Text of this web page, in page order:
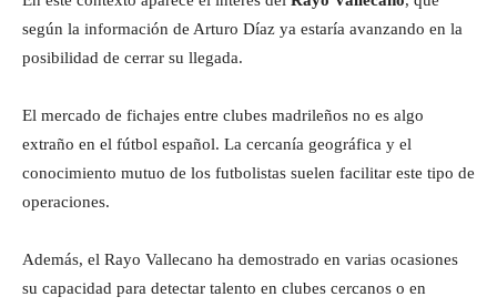
según la información de Arturo Díaz ya estaría avanzando en la
posibilidad de cerrar su llegada.
El mercado de fichajes entre clubes madrileños no es algo
extraño en el fútbol español. La cercanía geográfica y el
conocimiento mutuo de los futbolistas suelen facilitar este tipo de
operaciones.
Además, el Rayo Vallecano ha demostrado en varias ocasiones
su capacidad para detectar talento en clubes cercanos o en